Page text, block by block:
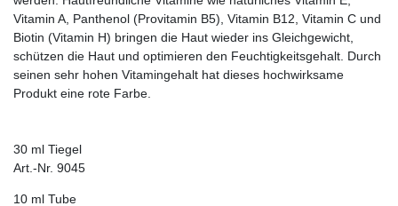
Vitamin A, Panthenol (Provitamin B5), Vitamin B12, Vitamin C und
Biotin (Vitamin H) bringen die Haut wieder ins Gleichgewicht,
schützen die Haut und optimieren den Feuchtigkeitsgehalt. Durch
seinen sehr hohen Vitamingehalt hat dieses hochwirksame
Produkt eine rote Farbe.
30 ml Tiegel
Art.-Nr. 9045
10 ml Tube